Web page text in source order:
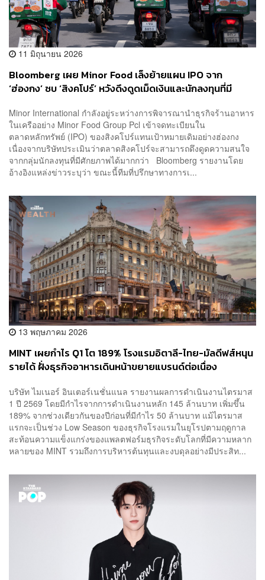
11 มิถุนายน 2026
Bloomberg เผย Minor Food เล็งย้ายแผน IPO จาก
‘ฮ่องกง’ ซบ ‘สิงคโปร์’ หวังดึงดูดเม็ดเงินและนักลงทุนที่มี
Minor International กำลังอยู่ระหว่างการพิจารณานำธุรกิจร้านอาหาร
ในเครืออย่าง Minor Food Group Pcl เข้าจดทะเบียนใน
ตลาดหลักทรัพย์ (IPO) ของสิงคโปร์แทนเป้าหมายเดิมอย่างฮ่องกง
เนื่องจากบริษัทประเมินว่าตลาดสิงคโปร์จะสามารถดึงดูดความสนใจ
จากกลุ่มนักลงทุนที่มีศักยภาพได้มากกว่า Bloomberg รายงานโดย
อ้างอิงแหล่งข่าวระบุว่า ขณะนี้ทีมที่ปรึกษาทางการเ...
13 พฤษภาคม 2026
MINT เผยกำไร Q1 โต 189% โรงแรมอิตาลี-ไทย-มัลดีฟส์หนุน
รายได้ ฝั่งธุรกิจอาหารเดินหน้าขยายแบรนด์ต่อเนื่อง
บริษัท ไมเนอร์ อินเตอร์เนชั่นแนล รายงานผลการดำเนินงานไตรมาส
1 ปี 2569 โดยมีกำไรจากการดำเนินงานหลัก 145 ล้านบาท เพิ่มขึ้น
189% จากช่วงเดียวกันของปีก่อนที่มีกำไร 50 ล้านบาท แม้ไตรมาส
แรกจะเป็นช่วง Low Season ของธุรกิจโรงแรมในยุโรปตามฤดูกาล
สะท้อนความแข็งแกร่งของแพลตฟอร์มธุรกิจระดับโลกที่มีความหลาก
หลายของ MINT รวมถึงการบริหารต้นทุนและงบดุลอย่างมีประสิท...